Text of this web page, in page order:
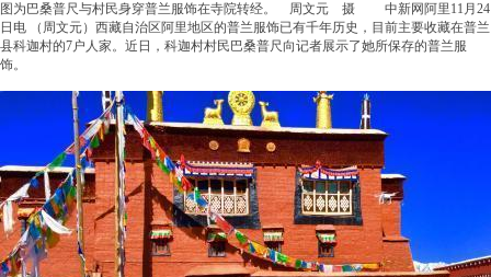
图为巴桑普尺与村民身穿普兰服饰在寺院转经。 周文元 摄 中新网阿里11月24
日电 （周文元）西藏自治区阿里地区的普兰服饰已有千年历史，目前主要收藏在普兰
县科迦村的7户人家。近日，科迦村村民巴桑普尺向记者展示了她所保存的普兰服
饰。